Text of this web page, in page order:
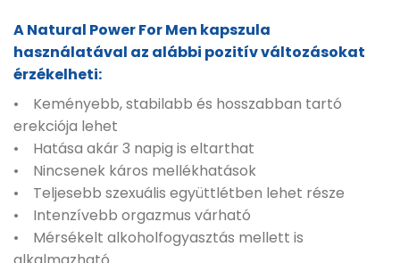
A Natural Power For Men kapszula
használatával az alábbi pozitív változásokat
érzékelheti:
• Keményebb, stabilabb és hosszabban tartó
erekciója lehet
• Hatása akár 3 napig is eltarthat
• Nincsenek káros mellékhatások
• Teljesebb szexuális együttlétben lehet része
• Intenzívebb orgazmus várható
• Mérsékelt alkoholfogyasztás mellett is